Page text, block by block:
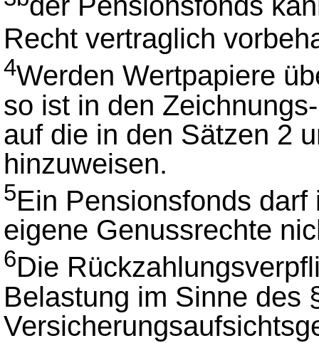
Recht vertraglich
4Werden Wertpapiere
so ist in den
auf die in den Sätzen 2
hinzuweisen.
5Ein Pensionsfonds
eigene Genussrechte
6Die
Belastung im Sinne des